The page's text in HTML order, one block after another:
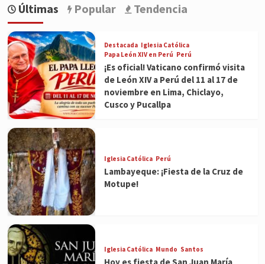
Últimas Popular Tendencia
Destacada Iglesia Católica
Papa León XIV en Perú Perú
¡Es oficial! Vaticano confirmó visita
de León XIV a Perú del 11 al 17 de
noviembre en Lima, Chiclayo,
Cusco y Pucallpa
Iglesia Católica Perú
Lambayeque: ¡Fiesta de la Cruz de
Motupe!
Iglesia Católica Mundo Santos